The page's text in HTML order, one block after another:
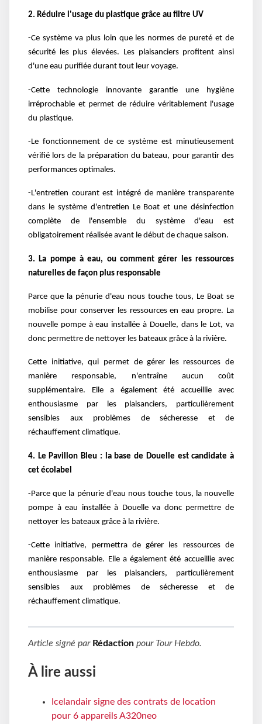
2. Réduire l'usage du plastique grâce au filtre UV
-Ce système va plus loin que les normes de pureté et de
sécurité les plus élevées. Les plaisanciers profitent ainsi
d'une eau purifiée durant tout leur voyage.
-Cette technologie innovante garantie une hygiène
irréprochable et permet de réduire véritablement l'usage
du plastique.
-Le fonctionnement de ce système est minutieusement
vérifié lors de la préparation du bateau, pour garantir des
performances optimales.
-L'entretien courant est intégré de manière transparente
dans le système d'entretien Le Boat et une désinfection
complète de l'ensemble du système d'eau est
obligatoirement réalisée avant le début de chaque saison.
3. La pompe à eau, ou comment gérer les ressources
naturelles de façon plus responsable
Parce que la pénurie d'eau nous touche tous, Le Boat se
mobilise pour conserver les ressources en eau propre. La
nouvelle pompe à eau installée à Douelle, dans le Lot, va
donc permettre de nettoyer les bateaux grâce à la rivière.
Cette initiative, qui permet de gérer les ressources de
manière responsable, n'entraîne aucun coût
supplémentaire. Elle a également été accueillie avec
enthousiasme par les plaisanciers, particulièrement
sensibles aux problèmes de sécheresse et de
réchauffement climatique.
4. Le Pavillon Bleu : la base de Douelle est candidate à
cet écolabel
-Parce que la pénurie d'eau nous touche tous, la nouvelle
pompe à eau installée à Douelle va donc permettre de
nettoyer les bateaux grâce à la rivière.
-Cette initiative, permettra de gérer les ressources de
manière responsable. Elle a également été accueillie avec
enthousiasme par les plaisanciers, particulièrement
sensibles aux problèmes de sécheresse et de
réchauffement climatique.
Article signé par Rédaction pour Tour Hebdo.
À lire aussi
Icelandair signe des contrats de location
pour 6 appareils A320neo